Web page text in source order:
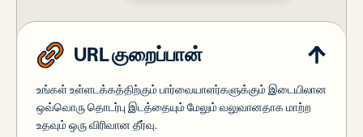
URL குறைப்பான்
உங்கள் உள்ளடக்கத்திற்கும் பார்வையாளர்களுக்கும் இடையிலான
ஒவ்வொரு தொடர்பு இடத்தையும் மேலும் வலுவானதாக மாற்ற
உதவும் ஒரு விரிவான தீர்வு.